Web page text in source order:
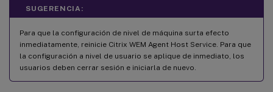
SUGERENCIA:
Para que la configuración de nivel de máquina surta efecto
inmediatamente, reinicie Citrix WEM Agent Host Service. Para que
la configuración a nivel de usuario se aplique de inmediato, los
usuarios deben cerrar sesión e iniciarla de nuevo.